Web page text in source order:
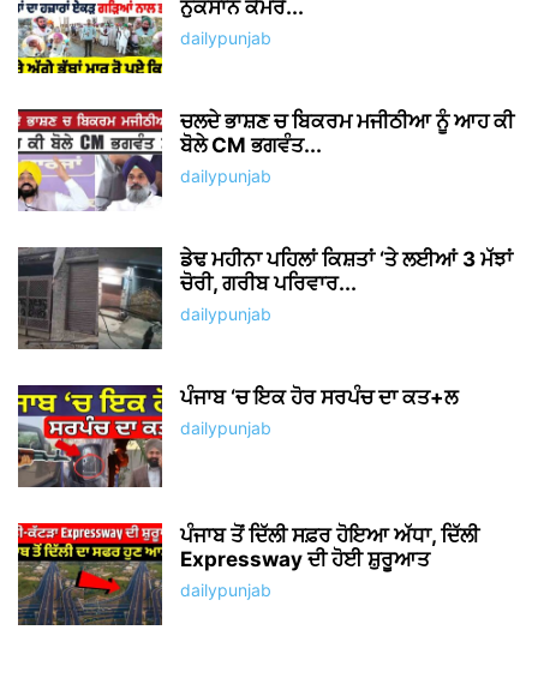
ਨੁਕਸਾਨ ਕੈਮਰੇ...
dailypunjab
ਚਲਦੇ ਭਾਸ਼ਣ ਚ ਬਿਕਰਮ ਮਜੀਠੀਆ ਨੂੰ ਆਹ ਕੀ
ਬੋਲੇ CM ਭਗਵੰਤ...
dailypunjab
ਡੇਢ ਮਹੀਨਾ ਪਹਿਲਾਂ ਕਿਸ਼ਤਾਂ ‘ਤੇ ਲਈਆਂ 3 ਮੱਝਾਂ
ਚੋਰੀ, ਗਰੀਬ ਪਰਿਵਾਰ...
dailypunjab
ਪੰਜਾਬ ‘ਚ ਇਕ ਹੋਰ ਸਰਪੰਚ ਦਾ ਕਤ+ਲ
dailypunjab
ਪੰਜਾਬ ਤੋਂ ਦਿੱਲੀ ਸਫ਼ਰ ਹੋਇਆ ਅੱਧਾ, ਦਿੱਲੀ
Expressway ਦੀ ਹੋਈ ਸ਼ੁਰੂਆਤ
dailypunjab